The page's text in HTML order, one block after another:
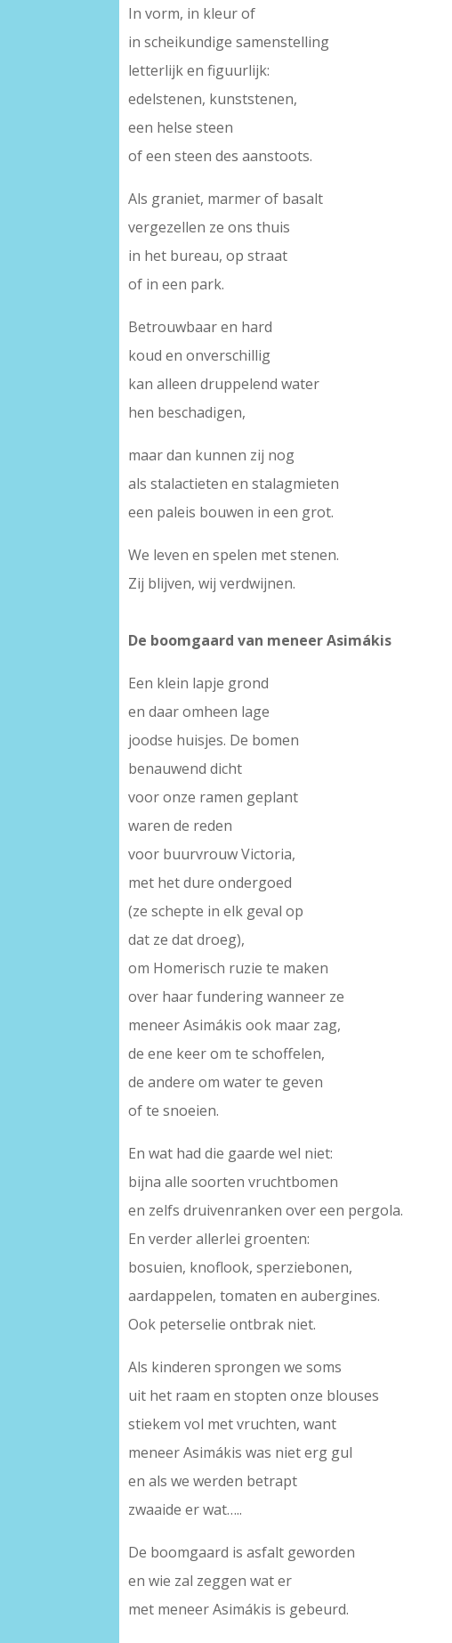
In vorm, in kleur of
in scheikundige samenstelling
letterlijk en figuurlijk:
edelstenen, kunststenen,
een helse steen
of een steen des aanstoots.
Als graniet, marmer of basalt
vergezellen ze ons thuis
in het bureau, op straat
of in een park.
Betrouwbaar en hard
koud en onverschillig
kan alleen druppelend water
hen beschadigen,
maar dan kunnen zij nog
als stalactieten en stalagmieten
een paleis bouwen in een grot.
We leven en spelen met stenen.
Zij blijven, wij verdwijnen.
De boomgaard van meneer Asimákis
Een klein lapje grond
en daar omheen lage
joodse huisjes. De bomen
benauwend dicht
voor onze ramen geplant
waren de reden
voor buurvrouw Victoria,
met het dure ondergoed
(ze schepte in elk geval op
dat ze dat droeg),
om Homerisch ruzie te maken
over haar fundering wanneer ze
meneer Asimákis ook maar zag,
de ene keer om te schoffelen,
de andere om water te geven
of te snoeien.
En wat had die gaarde wel niet:
bijna alle soorten vruchtbomen
en zelfs druivenranken over een pergola.
En verder allerlei groenten:
bosuien, knoflook, sperziebonen,
aardappelen, tomaten en aubergines.
Ook peterselie ontbrak niet.
Als kinderen sprongen we soms
uit het raam en stopten onze blouses
stiekem vol met vruchten, want
meneer Asimákis was niet erg gul
en als we werden betrapt
zwaaide er wat…..
De boomgaard is asfalt geworden
en wie zal zeggen wat er
met meneer Asimákis is gebeurd.